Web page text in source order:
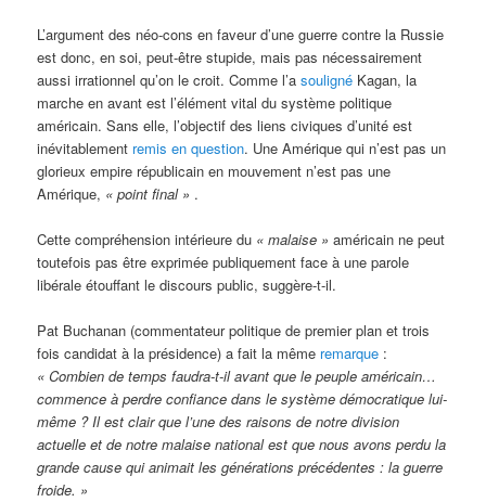
L’argument des néo-cons en faveur d’une guerre contre la Russie
est donc, en soi, peut-être stupide, mais pas nécessairement
aussi irrationnel qu’on le croit. Comme l’asouligné Kagan, la
marche en avant est l’élément vital du système politique
américain. Sans elle, l’objectif des liens civiques d’unité est
inévitablement remis en question. Une Amérique qui n’est pas un
glorieux empire républicain en mouvement n’est pas une
Amérique, « point final » .
Cette compréhension intérieure du « malaise » américain ne peut
toutefois pas être exprimée publiquement face à une parole
libérale étouffant le discours public, suggère-t-il.
Pat Buchanan (commentateur politique de premier plan et trois
fois candidat à la présidence) a fait la même remarque :
« Combien de temps faudra-t-il avant que le peuple américain…
commence à perdre confiance dans le système démocratique lui-
même ? Il est clair que l’une des raisons de notre division
actuelle et de notre malaise national est que nous avons perdu la
grande cause qui animait les générations précédentes : la guerre
froide. »